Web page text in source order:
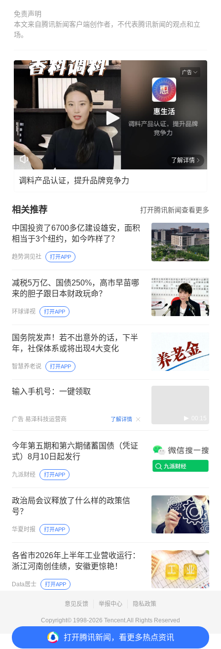
免责声明
本文来自腾讯新闻客户端创作者，不代表腾讯新闻的观点和立
场。
打开腾讯新闻，看更多热点资讯
广告
了解详情
调料产品认证，提升品牌竞争力
相关推荐 打开腾讯新闻查看更多
中国投资了6700多亿建设雄安，面积
相当于3个纽约，如今咋样了？
趋势洞见社 打开APP
减税5万亿、国债250%，高市早苗哪
来的胆子跟日本财政玩命？
环球译视 打开APP
国务院发声！若不出意外的话，下半
年，社保体系或将出现4大变化
智慧养老说 打开APP
输入手机号：一键领取
广告 易泽科技运营商 了解详情 00:15
今年第五期和第六期储蓄国债（凭证
式）8月10日起发行
九派财经 打开APP
政治局会议释放了什么样的政策信
号？
华夏时报 打开APP
各省市2026年上半年工业营收运行：
浙江河南创佳绩，安徽更惊艳！
Data居士 打开APP
意见反馈 举报中心 隐私政策
Copyright© 1998-2026 Tencent.All Rights Reserved